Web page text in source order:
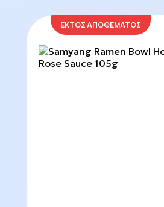
ΕΚΤΟΣ ΑΠΟΘΕΜΑΤΟΣ